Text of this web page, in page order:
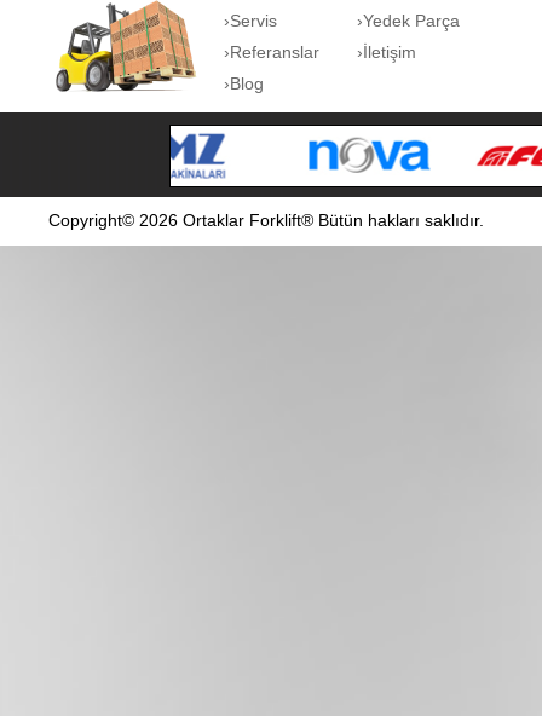
›Servis
›Yedek Parça
›Referanslar
›İletişim
›Blog
Copyright© 2026 Ortaklar Forklift® Bütün hakları saklıdır.